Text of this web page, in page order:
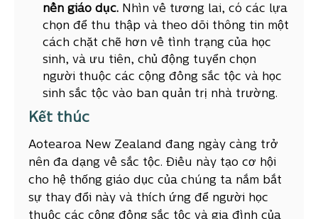
nền giáo dục. Nhìn về tương lai, có các lựa
chọn để thu thập và theo dõi thông tin một
cách chặt chẽ hơn về tình trạng của học
sinh, và ưu tiên, chủ động tuyển chọn
người thuộc các cộng đồng sắc tộc và học
sinh sắc tộc vào ban quản trị nhà trường.
Kết thúc
Aotearoa New Zealand đang ngày càng trở
nên đa dạng về sắc tộc. Điều này tạo cơ hội
cho hệ thống giáo dục của chúng ta nắm bắt
sự thay đổi này và thích ứng để người học
thuộc các cộng đồng sắc tộc và gia đình của